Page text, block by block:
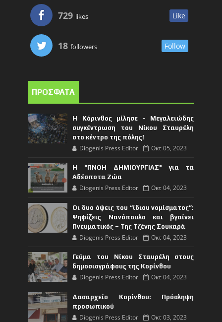
729 likes Like
18 followers Follow
ΠΡΟΣΦΑΤΑ
Η Κόρινθος μίλησε - Μεγαλειώδης
συγκέντρωση του Νίκου Σταυρέλη
στο κέντρο της πόλης!
Diogenis Press Editor Οκτ 05, 2023
Η "ΠΝΟΗ ΔΗΜΙΟΥΡΓΙΑΣ" για τα
Αδέσποτα Ζώα
Diogenis Press Editor Οκτ 04, 2023
Οι δυο όψεις του “ίδιου νομίσματος”:
Ψηφίζεις Νανόπουλο και βγαίνει
Πνευματικός – Της Τζένης Σουκαρά
Diogenis Press Editor Οκτ 04, 2023
Γεύμα του Νίκου Σταυρέλη στους
δημοσιογράφους της Κορίνθου
Diogenis Press Editor Οκτ 04, 2023
Δασαρχείο Κορίνθου: Πρόσληψη
προσωπικού
Diogenis Press Editor Οκτ 03, 2023